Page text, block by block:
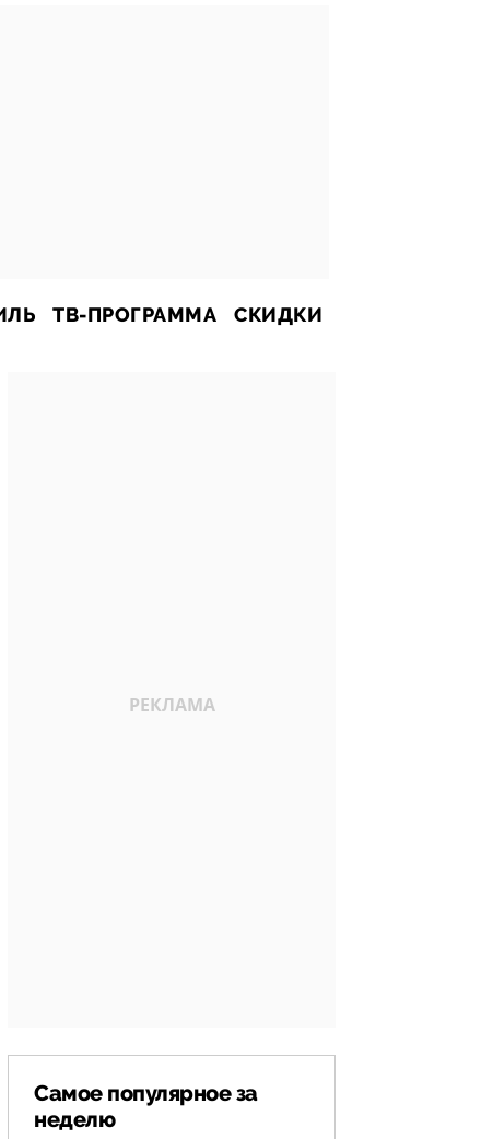
ТВ-ПРОГРАММА СКИДКИ
Самое популярное за
неделю